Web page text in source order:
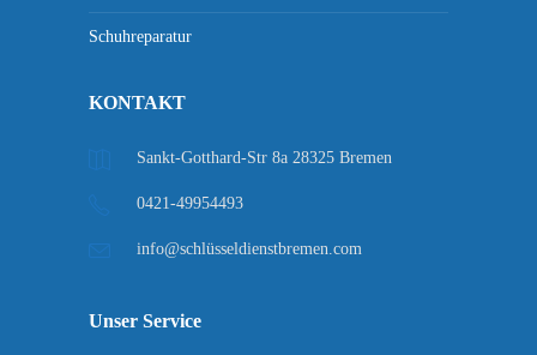
Schuhreparatur
KONTAKT
Sankt-Gotthard-Str 8a 28325 Bremen
0421-49954493
info@schlüsseldienstbremen.com
Unser Service